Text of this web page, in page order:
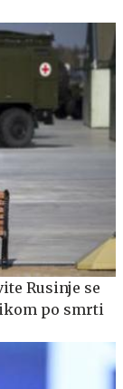
Rusinje se
po smrti